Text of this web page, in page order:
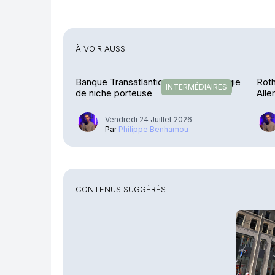
À VOIR AUSSI
INTERMÉDIAIRES
Banque Transatlantique – Une stratégie
de niche porteuse
Vendredi 24 Juillet 2026
Par Philippe Benhamou
CONTENUS SUGGÉRÉS